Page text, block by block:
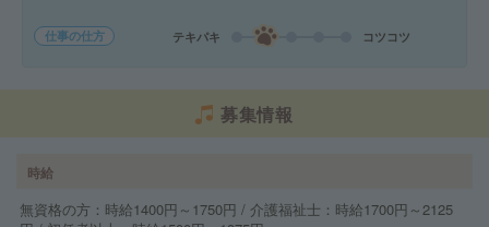
仕事の仕方 テキパキ コツコツ
募集情報
時給
無資格の方：時給1400円～1750円 / 介護福祉士：時給1700円～2125